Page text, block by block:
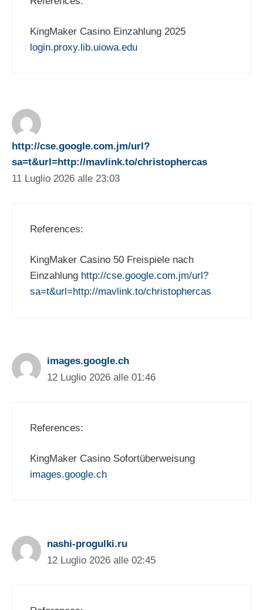
KingMaker Casino Einzahlung 2025
login.proxy.lib.uiowa.edu
http://cse.google.com.jm/url?
sa=t&url=http://mavlink.to/christophercas
11 Luglio 2026 alle 23:03
References:
KingMaker Casino 50 Freispiele nach
Einzahlung http://cse.google.com.jm/url?
sa=t&url=http://mavlink.to/christophercas
images.google.ch
12 Luglio 2026 alle 01:46
References:
KingMaker Casino Sofortüberweisung
images.google.ch
nashi-progulki.ru
12 Luglio 2026 alle 02:45